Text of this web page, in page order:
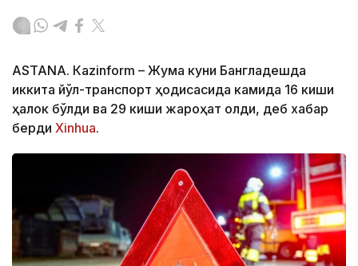
ASTANА. Кazinform – Жума куни Бангладешда
иккита йўл-транспорт ҳодисасида камида 16 киши
ҳалок бўлди ва 29 киши жароҳат олди, деб хабар
берди Xinhua.